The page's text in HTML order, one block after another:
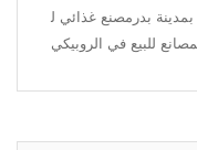
بدر مصنع غذائي ل
مصانع للبيع في الروبيكي